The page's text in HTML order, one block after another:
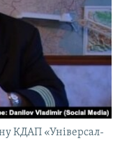
КДАП «Універсал-